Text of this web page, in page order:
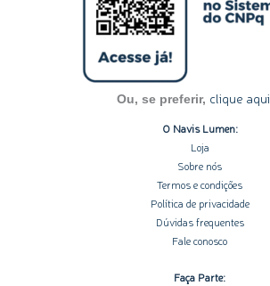
m -
i
n
Ou, se preferir, clique aqui
O Navis Lumen:
Loja
Sobre nós
Termos e condições
Política de privacidade
Dúvidas frequentes
Fale conosco
Faça Parte: